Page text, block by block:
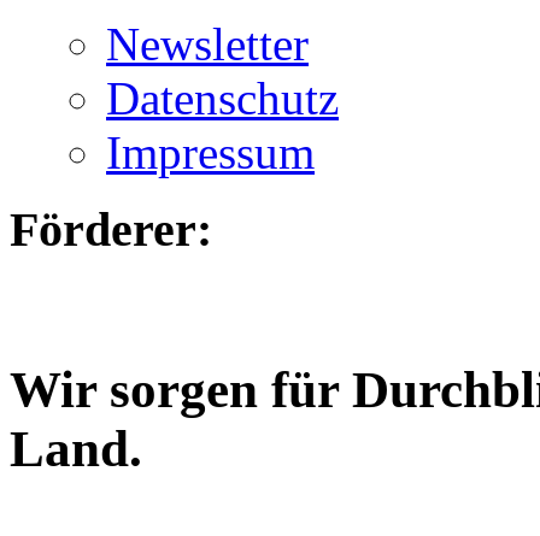
Newsletter
Datenschutz
Impressum
Förderer:
Wir sorgen für
Land.